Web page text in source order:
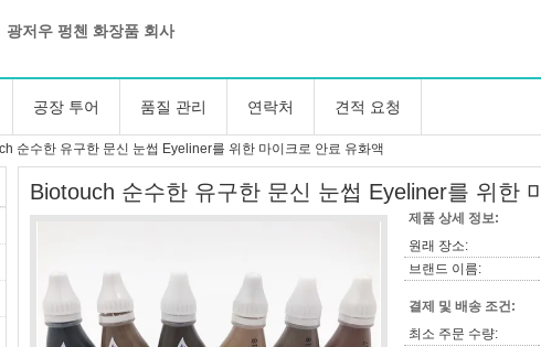
광저우 펑첸 화장품 회사
공장 투어 품질 관리 연락처 견적 요청
순수한 유구한 문신 눈썹 Eyeliner를 위한 마이크로 안료 유화액
Biotouch 순수한 유구한 문신 눈썹 Eyeliner를 위한
제품 상세 정보:
원래 장소:
브랜드 이름:
결제 및 배송 조건:
최소 주문 수량: